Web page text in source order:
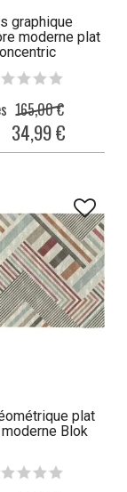
graphique
moderne plat
165,00 €
34,99 €
plat
Blok